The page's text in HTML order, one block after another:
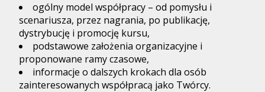
ogólny model współpracy – od pomysłu i
scenariusza, przez nagrania, po publikację,
dystrybucję i promocję kursu,
podstawowe założenia organizacyjne i
proponowane ramy czasowe,
informacje o dalszych krokach dla osób
zainteresowanych współpracą jako Twórcy.